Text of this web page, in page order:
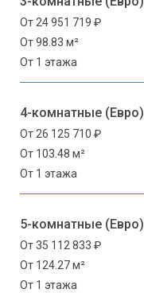
От 24 951 719 ₽
От 98.83 м²
От 1 этажа
4-комнатные (Евро)
От 26 125 710 ₽
От 103.48 м²
От 1 этажа
5-комнатные (Евро)
От 35 112 833 ₽
От 124.27 м²
От 1 этажа